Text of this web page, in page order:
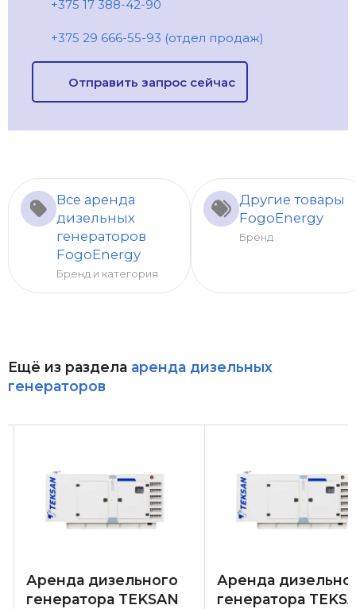
+375 17 388-42-90
+375 29 666-55-93 (отдел продаж)
Отправить запрос сейчас
Все аренда
дизельных
генераторов
FogoEnergy
Бренд и категория
Другие товары
FogoEnergy
Бренд
Ещё из раздела аренда дизельных
генераторов
Аренда дизельного
генератора TEKSAN
Аренда
генератора